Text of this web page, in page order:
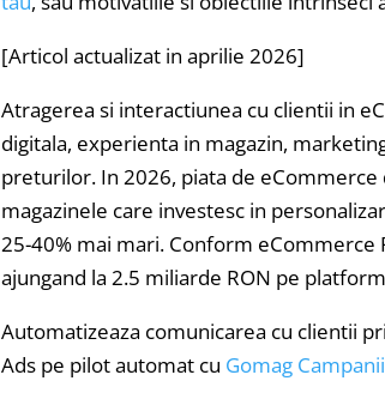
[Articol actualizat in aprilie 2026]
Atragerea si interactiunea cu clientii in
digitala, experienta in magazin,
preturilor. In 2026, piata de eCommerce
magazinele care investesc in
25-40% mai mari. Conform eCommerce
ajungand la 2.5 miliarde RON pe
Automatizeaza comunicarea cu clientii
Ads pe pilot automat cu Gomag Campanii